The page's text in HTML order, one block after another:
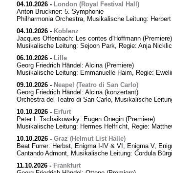
04.10.2026- London (Royal Festival Hall)
Anton Bruckner: 5. Symphonie
Philharmonia Orchestra, Musikalische Leitung:
04.10.2026- Koblenz
Jacques Offenbach: Les contes d'Hoffmann (Premiere)
Musikalische Leitung: Sejoon Park, Regie: Anja
06.10.2026- Lille
Georg Friedrich Händel: Alcina (Premiere)
Musikalische Leitung: Emmanuelle Haim, Regie:
09.10.2026- Neapel (Teatro di San Carlo)
Georg Friedrich Händel: Alcina (konzertant)
Orchestra del Teatro di San Carlo, Musikalische
10.10.2026- Erfurt
Peter I. Tschaikowsky: Eugen Onegin (Premiere)
Musikalische Leitung: Hermes Helfricht, Regie:
10.10.2026- Graz (Helmut List Halle)
Beat Furrer: Herbst, Enigma I-IV & VI, Enigma V,
Cantando Admont, Musikalische Leitung: Cordula Bürgi
11.10.2026- Frankfurt